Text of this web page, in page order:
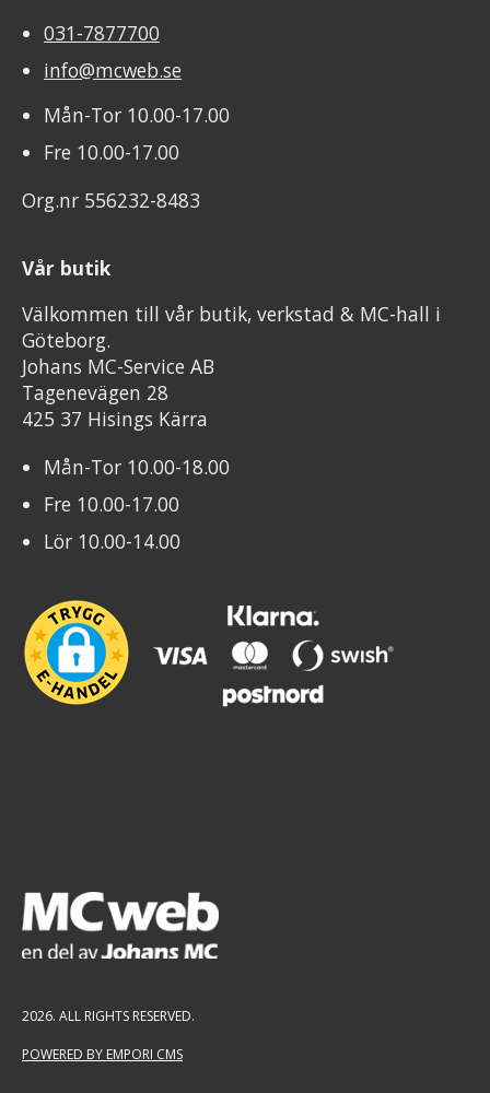
031-7877700
info@mcweb.se
Mån-Tor 10.00-17.00
Fre 10.00-17.00
Org.nr 556232-8483
Vår butik
Välkommen till vår butik, verkstad & MC-hall i
Göteborg.
Johans MC-Service AB
Tagenevägen 28
425 37 Hisings Kärra
Mån-Tor 10.00-18.00
Fre 10.00-17.00
Lör 10.00-14.00
2026. ALL RIGHTS RESERVED.
POWERED BY EMPORI CMS